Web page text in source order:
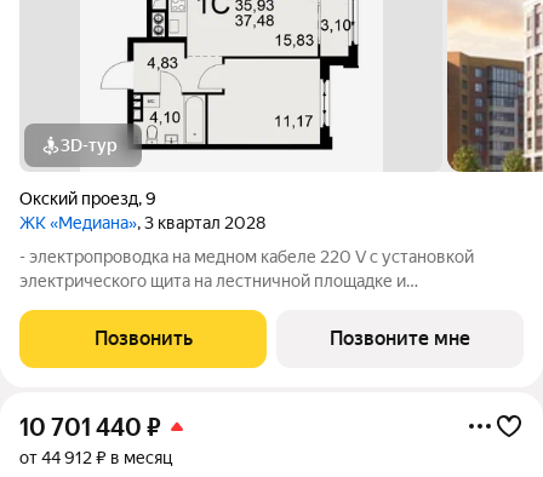
3D-тур
Окский проезд,9
ЖК «Медиана», 3 квартал 2028
- электропроводка на медном кабеле 220 V с установкой
электрического щита на лестничной площадке и
стен, кроме стен лоджий, откосов дверных и оконных
проемов, ниш прохождения стояков
Позвонить Позвоните мне
10 701 440 ₽
от 44 912 ₽ в месяц